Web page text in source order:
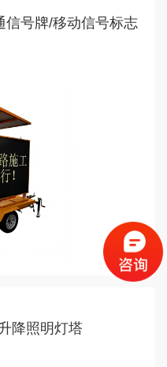
信号牌/移动信号标志
降照明灯塔